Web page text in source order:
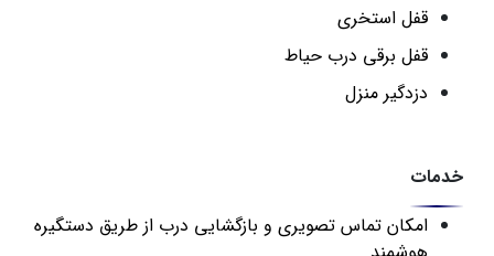
قفل استخری
قفل برقی درب حیاط
دزدگیر منزل
خدمات
امکان تماس تصویری و بازگشایی درب از طریق دستگیره